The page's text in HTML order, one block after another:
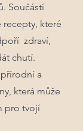
Součástí
recepty, které
zdraví,
chutí.
a
která může
pro tvojí